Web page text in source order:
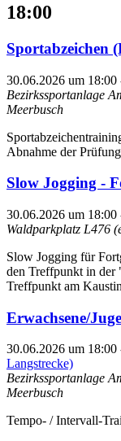
18:00
Sportabzeichen
30.06.2026 um 18:00
Bezirkssportanlage
Meerbusch
Abnahme der
Slow Jogging -
30.06.2026 um 18:00
Waldparkplatz L476
Slow Jogging für
den Treffpunkt in der
Treffpunkt am
Erwachsene/
30.06.2026 um 18:00
Langstrecke)
Bezirkssportanlage
Meerbusch
Tempo- / Intervall-